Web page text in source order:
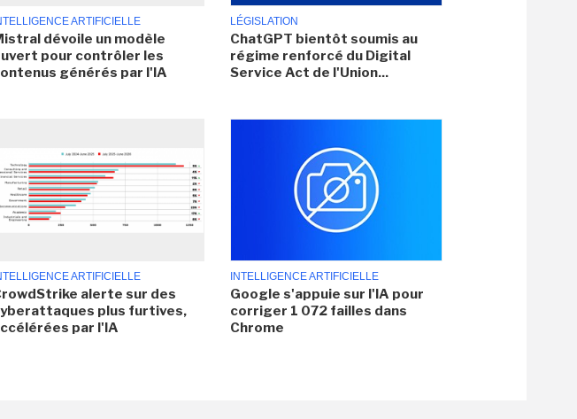
ARTIFICIELLE
dévoile un modèle
pour contrôler les
générés par l'IA
LÉGISLATION
ChatGPT bientôt soumis au
régime renforcé du Digital
Service Act de l'Union...
ARTIFICIELLE
alerte sur des
plus furtives,
par l'IA
INTELLIGENCE ARTIFICIELLE
Google s'appuie sur l'IA pour
corriger 1 072 failles dans
Chrome